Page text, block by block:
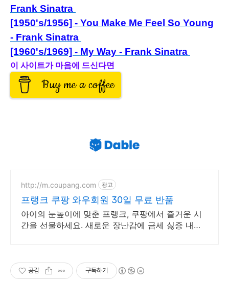
Frank Sinatra
[1950's/1956] - You Make Me Feel So Young
- Frank Sinatra
[1960's/1969] - My Way - Frank Sinatra
이 사이트가 마음에 드신다면
Buy me a coffee
http://m.coupang.com 광고
프랭크 쿠팡 와우회원 30일 무료 반품
아이의 눈높이에 맞춘 프랭크, 쿠팡에서 즐거운 시
간을 선물하세요. 새로운 장난감에 금세 싫증 내는
공감 구독하기